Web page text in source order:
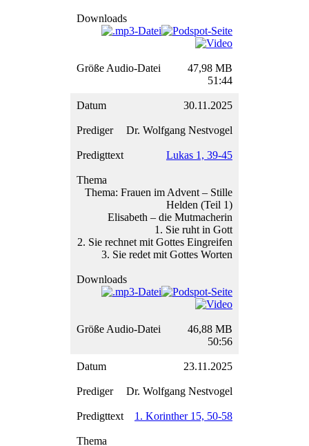
47,98 MB
51:44
30.11.2025
Dr. Wolfgang Nestvogel
Lukas 1, 39-45
Thema: Frauen im Advent – Stille
Helden (Teil 1)
Elisabeth – die Mutmacherin
1. Sie ruht in Gott
2. Sie rechnet mit Gottes Eingreifen
3. Sie redet mit Gottes Worten
46,88 MB
50:56
23.11.2025
Dr. Wolfgang Nestvogel
1. Korinther 15, 50-58